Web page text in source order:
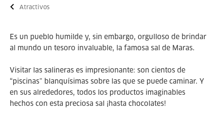
Atractivos
Es un pueblo humilde y, sin embargo, orgulloso de brindar
al mundo un tesoro invaluable, la famosa sal de Maras.
Visitar las salineras es impresionante: son cientos de
“piscinas” blanquísimas sobre las que se puede caminar. Y
en sus alrededores, todos los productos imaginables
hechos con esta preciosa sal ¡hasta chocolates!